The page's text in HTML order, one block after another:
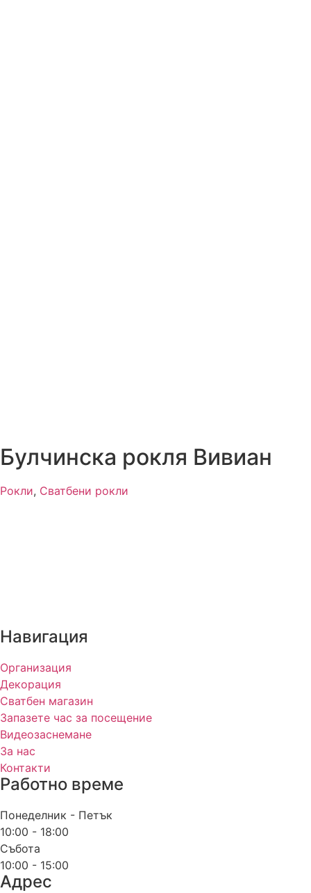
Булчинска рокля Вивиан
Рокли, Сватбени рокли
Навигация
Организация
Декорация
Сватбен магазин
Запазете час за посещение
Видеозаснемане
За нас
Контакти
Работно време
Понеделник - Петък
10:00 - 18:00
Събота
10:00 - 15:00
Адрес